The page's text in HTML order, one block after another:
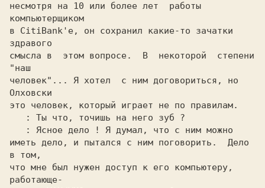
несмотря на 10 или более лет  работы
компьютерщиком
в CitiBank'е, он сохранил какие-то зачатки
здравого
смысла в  этом вопросе.  В  некоторой  степени
"наш
человек"... Я хотел  с ним договориться, но
Олховски
это человек, который играет не по правилам.
: Ты что, точишь на него зуб ?
: Ясное дело ! Я думал, что с ним можно
иметь дело, и пытался с ним поговорить.  Дело
в том,
что мне был нужен доступ к его компьютеру,
работающе-